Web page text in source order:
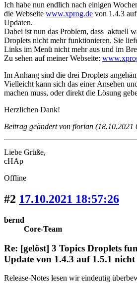
Ich habe nun endlich nach einigen
die Webseite www.xprog.de von 1.4.3
Updaten.
Dabei ist nun das Problem, dass aktuell
Droplets nicht mehr funktionieren. Sie
Links im Menü nicht mehr aus und im
Zu sehen auf meiner Webseite:
Im Anhang sind die drei Droplets
Vielleicht kann sich das einer Ansehen
machen muss, oder direkt die Lösung
Herzlichen Dank!
Beitrag geändert von florian (18.10.2021
Liebe Grüße,
cHAp
Offline
#2 17.10.2021 18:57:26
bernd
Core-Team
Re: [gelöst] 3 Topics Droplets
Update von 1.4.3 auf 1.5.1
Release-Notes lesen wir eindeutig